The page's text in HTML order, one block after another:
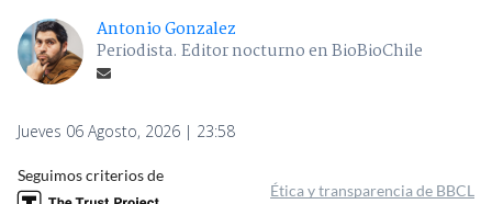
Antonio Gonzalez
Periodista. Editor nocturno en BioBioChile
Jueves 06 Agosto, 2026 | 23:58
Seguimos criterios de
Ética y transparencia de BBCL